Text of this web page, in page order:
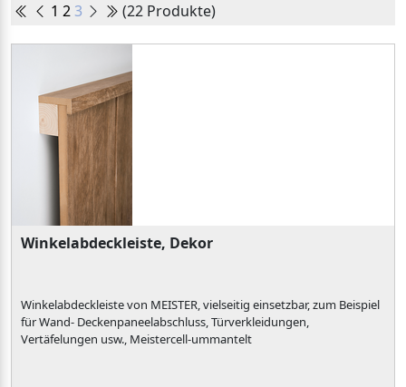
1 23 (22 Produkte)
Winkelabdeckleiste, Dekor
Winkelabdeckleiste von MEISTER, vielseitig einsetzbar, zum Beispiel
für Wand- Deckenpaneelabschluss, Türverkleidungen,
Vertäfelungen usw., Meistercell-ummantelt